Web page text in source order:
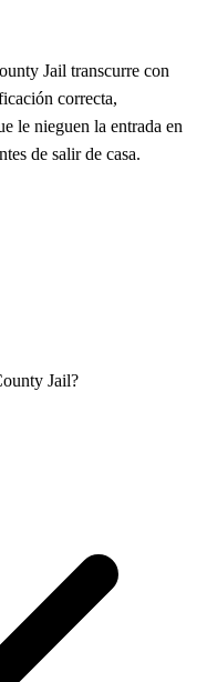
Jail transcurre con
correcta,
le nieguen la entrada en
de salir de casa.
Jail?